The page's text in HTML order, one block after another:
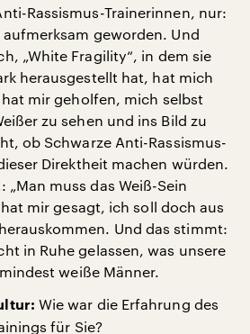
Rassismus-Trainerinnen, nur:
geworden. Und
„White Fragility“, in dem sie
herausgestellt hat, hat mich
mir geholfen, mich selbst
zu sehen und ins Bild zu
ob Schwarze Anti-Rassismus-
Direktheit machen würden.
„Man muss das Weiß-Sein
mir gesagt, ich soll doch aus
Und das stimmt:
in Ruhe gelassen, was unsere
weiße Männer.
Wie war die Erfahrung des
für Sie?